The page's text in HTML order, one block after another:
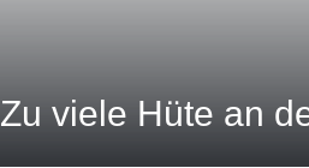
Zu viele Hüte an